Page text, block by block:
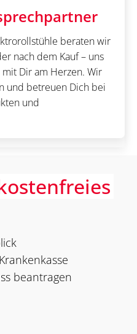
beraten wir
nach dem Kauf – uns
Dir am Herzen. Wir
und betreuen Dich bei
und
beantragen